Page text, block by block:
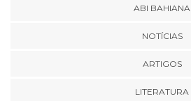
ABI BAHIANA
NOTÍCIAS
ARTIGOS
LITERATURA